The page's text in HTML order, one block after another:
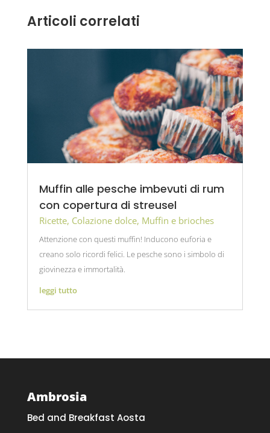
Articoli correlati
Muffin alle pesche imbevuti di rum
con copertura di streusel
Ricette, Colazione dolce, Muffin e brioches
Attenzione con questi muffin! Inducono euforia e
creano solo ricordi felici. Le pesche sono i simbolo di
giovinezza e immortalità.
leggi tutto
Ambrosia
Bed and Breakfast Aosta